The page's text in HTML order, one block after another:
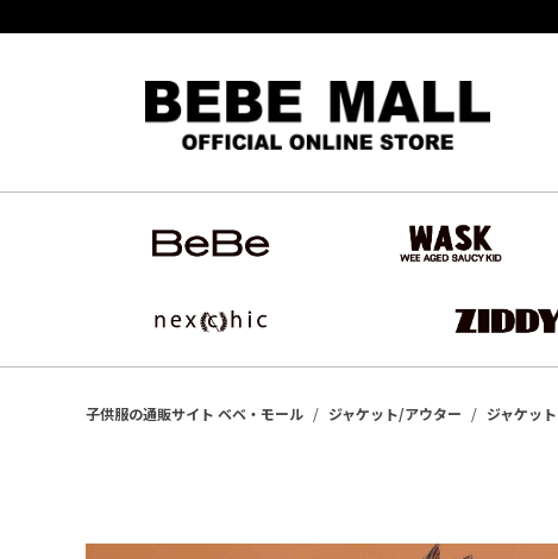
子供服の通販サイト ベベ・モール ジャケット/アウター ジャケット